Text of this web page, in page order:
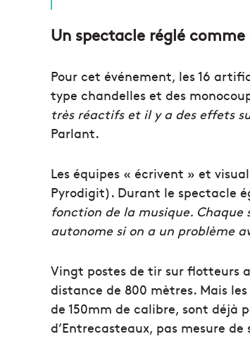
Un spectacle réglé
Pour cet événement, les 16
type chandelles et des
très réactifs et il y a des effets
Parlant.
Les équipes « écrivent » et
Pyrodigit). Durant le spectacle
fonction de la musique.
autonome si on a un problème
Vingt postes de tir sur flotteurs
distance de 800 mètres. Mais
de 150mm de calibre, sont déjà
d’Entrecasteaux, pas mesure de